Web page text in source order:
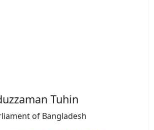
Tuhin
of Bangladesh